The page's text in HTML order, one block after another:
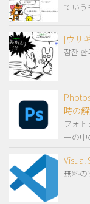
てい
[ウサ
잠깐
時の
フォ
ーの
Visual
無料